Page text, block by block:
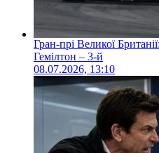
Гран-прі Великої
Гемілтон – 3-й
08.07.2026, 13:10